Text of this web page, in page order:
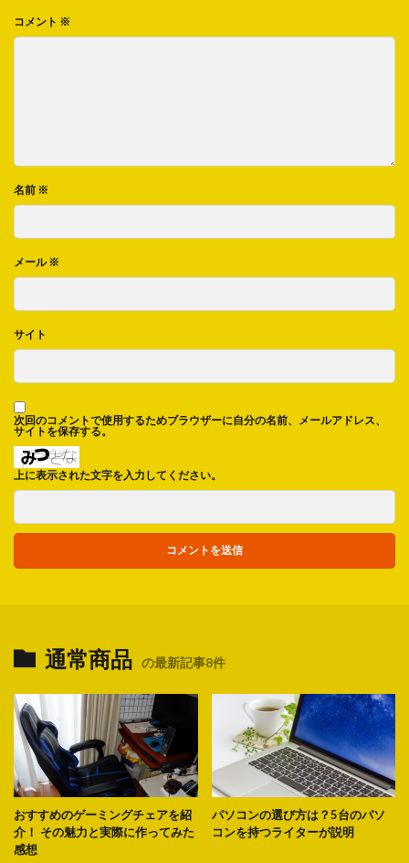
コメント ※
名前 ※
メール※
サイト
次回のコメントで使用するためブラウザーに自分の名前、メールアドレス、
サイトを保存する。
上に表示された文字を入力してください。
通常商品 の最新記事8件
おすすめのゲーミングチェアを紹
介！ その魅力と実際に作ってみた
感想
パソコンの選び方は？5台のパソ
コンを持つライターが説明